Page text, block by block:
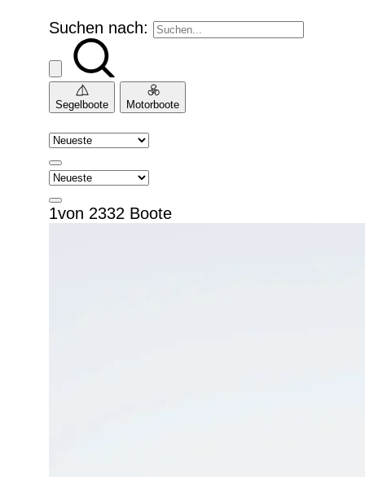
Suchen nach:
Segelboote Motorboote
1von 2332 Boote